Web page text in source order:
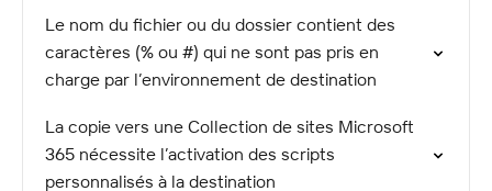
Le nom du fichier ou du dossier contient des
caractères (% ou #) qui ne sont pas pris en
charge par l’environnement de destination
La copie vers une Collection de sites Microsoft
365 nécessite l’activation des scripts
personnalisés à la destination